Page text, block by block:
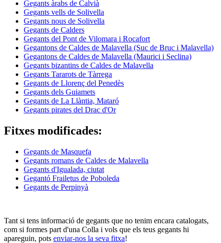
Gegants àrabs de Calvià
Gegants vells de Solivella
Gegants nous de Solivella
Gegants de Calders
Gegants del Pont de Vilomara i Rocafort
Gegantons de Caldes de Malavella (Suc de Bruc i Malavella)
Gegantons de Caldes de Malavella (Maurici i Seclina)
Gegants bizantins de Caldes de Malavella
Gegants Tararots de Tàrrega
Gegants de Llorenç del Penedès
Gegants dels Guiamets
Gegants de La Llàntia, Mataró
Gegants pirates del Drac d'Or
Fitxes modificades:
Gegants de Masquefa
Gegants romans de Caldes de Malavella
Gegants d'Igualada, ciutat
Gegantó Frailetus de Poboleda
Gegants de Perpinyà
Tant si tens informació de gegants que no tenim encara catalogats,
com si formes part d'una Colla i vols que els teus gegants hi
apareguin, pots enviar-nos la seva fitxa!